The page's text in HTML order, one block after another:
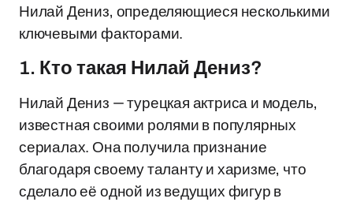
Нилай Дениз, определяющиеся несколькими
ключевыми факторами.
1. Кто такая Нилай Дениз?
Нилай Дениз — турецкая актриса и модель,
известная своими ролями в популярных
сериалах. Она получила признание
благодаря своему таланту и харизме, что
сделало её одной из ведущих фигур в